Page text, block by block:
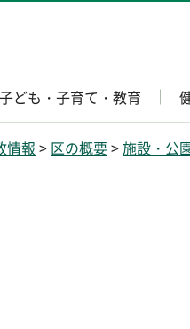
子ども・子育て・教育
情報 > 区の概要>施設・公